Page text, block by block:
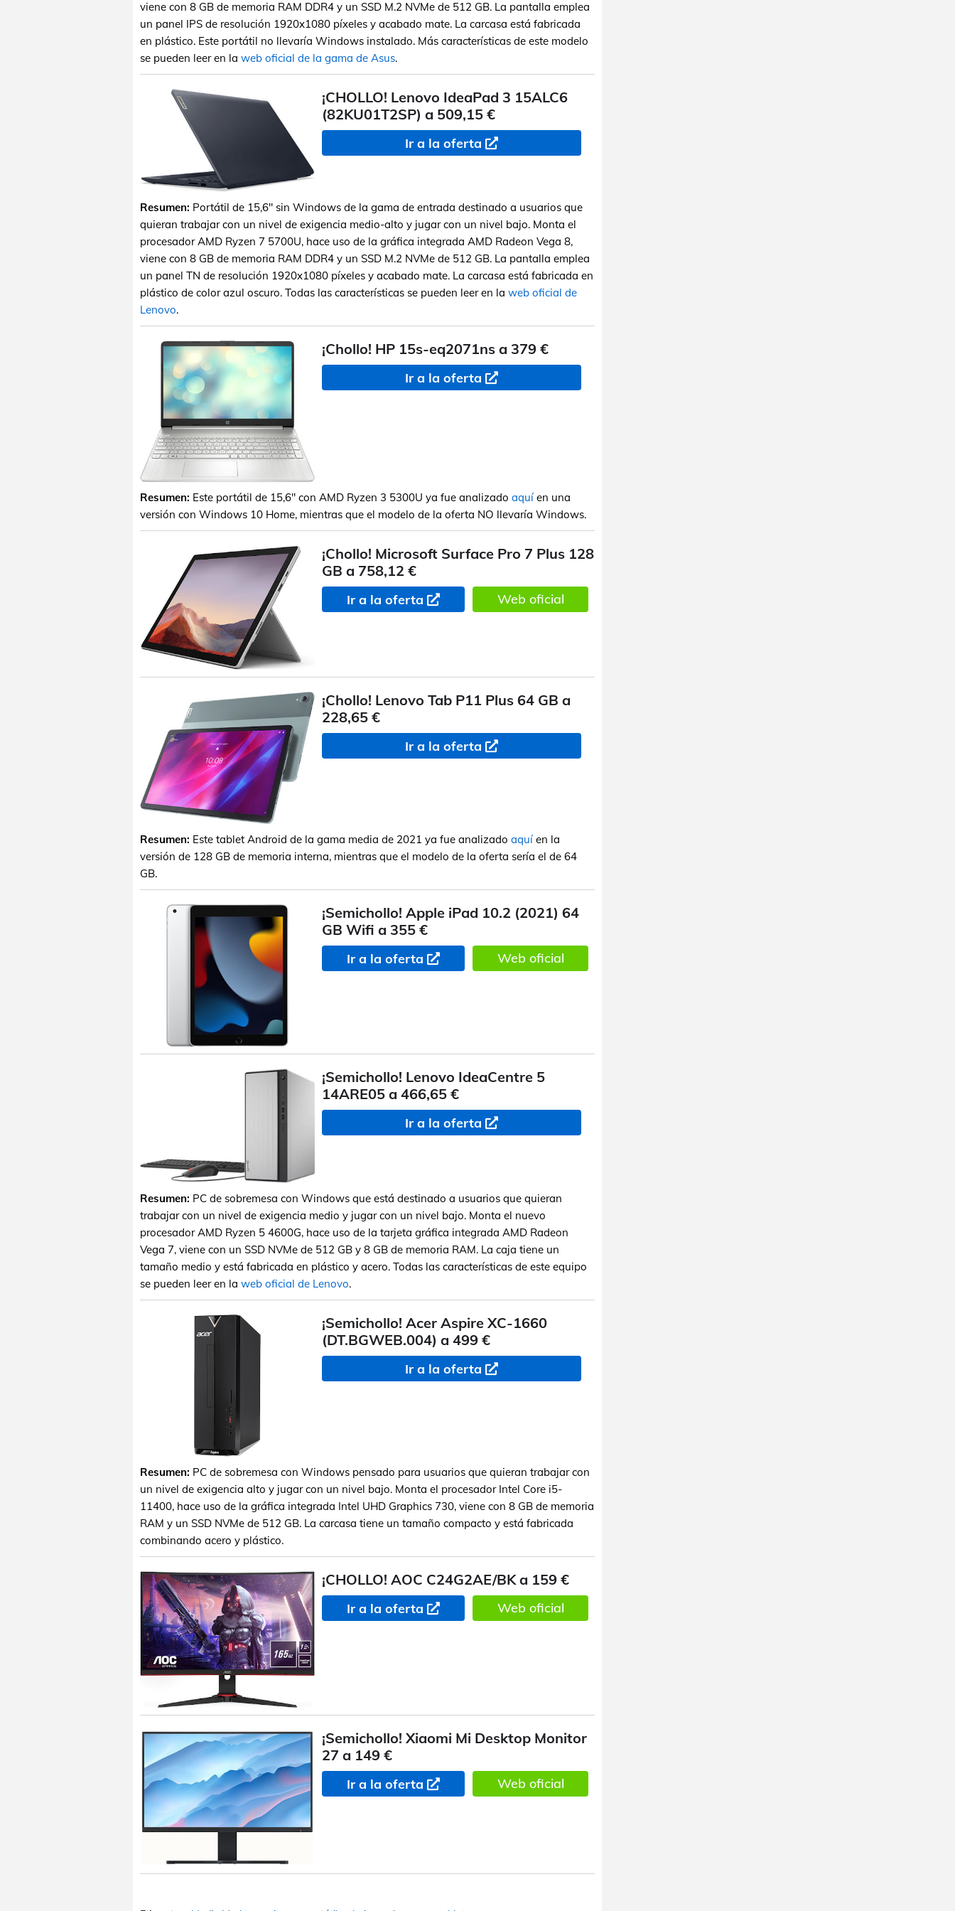
viene con 8 GB de memoria RAM DDR4 y un SSD M.2 NVMe de 512 GB. La pantalla emplea
un panel IPS de resolución 1920x1080 píxeles y acabado mate. La carcasa está fabricada
en plástico. Este portátil no llevaría Windows instalado. Más características de este modelo
se pueden leer en la web oficial de la gama de Asus.
¡CHOLLO! Lenovo IdeaPad 3 15ALC6
(82KU01T2SP) a 509,15 €
Ir a la oferta
Resumen: Portátil de 15,6" sin Windows de la gama de entrada destinado a usuarios que
quieran trabajar con un nivel de exigencia medio-alto y jugar con un nivel bajo. Monta el
procesador AMD Ryzen 7 5700U, hace uso de la gráfica integrada AMD Radeon Vega 8,
viene con 8 GB de memoria RAM DDR4 y un SSD M.2 NVMe de 512 GB. La pantalla emplea
un panel TN de resolución 1920x1080 píxeles y acabado mate. La carcasa está fabricada en
plástico de color azul oscuro. Todas las características se pueden leer en la web oficial de
Lenovo.
¡Chollo! HP 15s-eq2071ns a 379 €
Ir a la oferta
Resumen: Este portátil de 15,6" con AMD Ryzen 3 5300U ya fue analizado aquí en una
versión con Windows 10 Home, mientras que el modelo de la oferta NO llevaría Windows.
¡Chollo! Microsoft Surface Pro 7 Plus 128
GB a 758,12 €
Ir a la oferta Web oficial
¡Chollo! Lenovo Tab P11 Plus 64 GB a
228,65 €
Ir a la oferta
Resumen: Este tablet Android de la gama media de 2021 ya fue analizado aquí en la
versión de 128 GB de memoria interna, mientras que el modelo de la oferta sería el de 64
GB.
¡Semichollo! Apple iPad 10.2 (2021) 64
GB Wifi a 355 €
Ir a la oferta Web oficial
¡Semichollo! Lenovo IdeaCentre 5
14ARE05 a 466,65 €
Ir a la oferta
Resumen: PC de sobremesa con Windows que está destinado a usuarios que quieran
trabajar con un nivel de exigencia medio y jugar con un nivel bajo. Monta el nuevo
procesador AMD Ryzen 5 4600G, hace uso de la tarjeta gráfica integrada AMD Radeon
Vega 7, viene con un SSD NVMe de 512 GB y 8 GB de memoria RAM. La caja tiene un
tamaño medio y está fabricada en plástico y acero. Todas las características de este equipo
se pueden leer en la web oficial de Lenovo.
¡Semichollo! Acer Aspire XC-1660
(DT.BGWEB.004) a 499 €
Ir a la oferta
Resumen: PC de sobremesa con Windows pensado para usuarios que quieran trabajar con
un nivel de exigencia alto y jugar con un nivel bajo. Monta el procesador Intel Core i5-
11400, hace uso de la gráfica integrada Intel UHD Graphics 730, viene con 8 GB de memoria
RAM y un SSD NVMe de 512 GB. La carcasa tiene un tamaño compacto y está fabricada
combinando acero y plástico.
¡CHOLLO! AOC C24G2AE/BK a 159 €
Ir a la oferta Web oficial
¡Semichollo! Xiaomi Mi Desktop Monitor
27 a 149 €
Ir a la oferta Web oficial